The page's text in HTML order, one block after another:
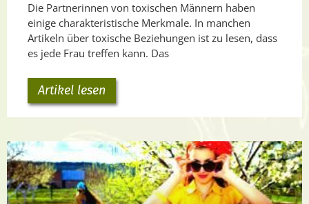
Die Partnerinnen von toxischen Männern haben
einige charakteristische Merkmale. In manchen
Artikeln über toxische Beziehungen ist zu lesen, dass
es jede Frau treffen kann. Das
Artikel lesen